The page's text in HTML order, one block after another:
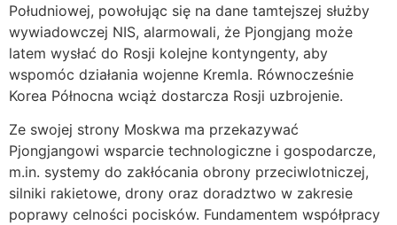
Południowej, powołując się na dane tamtejszej służby
wywiadowczej NIS, alarmowali, że Pjongjang może
latem wysłać do Rosji kolejne kontyngenty, aby
wspomóc działania wojenne Kremla. Równocześnie
Korea Północna wciąż dostarcza Rosji uzbrojenie.
Ze swojej strony Moskwa ma przekazywać
Pjongjangowi wsparcie technologiczne i gospodarcze,
m.in. systemy do zakłócania obrony przeciwlotniczej,
silniki rakietowe, drony oraz doradztwo w zakresie
poprawy celności pocisków. Fundamentem współpracy